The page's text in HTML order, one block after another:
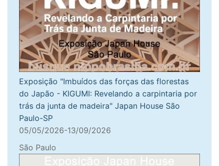
Exposição "Imbuídos das forças das florestas
do Japão - KIGUMI: Revelando a carpintaria por
trás da junta de madeira" Japan House São
Paulo-SP
05/05/2026-13/09/2026
São Paulo